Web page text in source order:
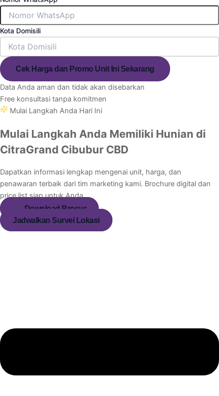
Kota Domisili
Cek Harga dan Promo Unit Ini Sekarang
Data Anda aman dan tidak akan disebarkan
Free konsultasi tanpa komitmen
Mulai Langkah Anda Hari Ini
Mulai Langkah Anda Memiliki Hunian di
CitraGrand Cibubur CBD
Dapatkan informasi lengkap mengenai unit, harga, dan
penawaran terbaik dari tim marketing kami. Brochure digital dan
price list siap untuk Anda.
Download Brosur
Jadwalkan Survei Lokasi